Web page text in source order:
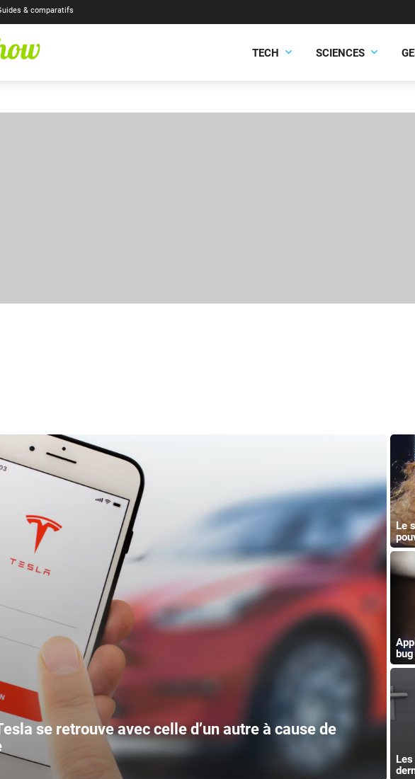
& comparatifs
TECH SCIENCES
se retrouve avec celle d’un autre à cause de
Le